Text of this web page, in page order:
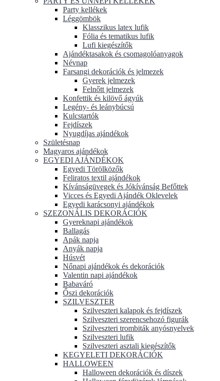
Party kellékek
Léggömbök
Klasszikus latex lufik
Fólia és tematikus lufik
Lufi kiegészítők
Ajándéktasakok és csomagolóanyagok
Névnap
Farsangi dekorációk és jelmezek
Gyerek jelmezek
Felnőtt jelmezek
Konfettik és kilövő ágyúk
Legény- és leánybúcsú
Kulcstartók
Fejdíszek
Nyugdíjas ajándékok
Születésnap
Magyaros ajándékok
EGYEDI AJÁNDÉKOK
Egyedi Törölközők
Feliratos textil ajándékok
Kívánságüvegek és Jókívánság Befőttek
Vicces és Egyedi Ajándék Oklevelek
Egyedi karácsonyi ajándékok
SZEZONÁLIS DEKORÁCIÓK
Gyereknapi ajándékok
Ballagás
Apák napja
Anyák napja
Húsvét
Nőnapi ajándékok és dekorációk
Valentin napi ajándékok
Babaváró
Őszi dekorációk
SZILVESZTER
Szilveszteri kalapok és fejdíszek
Szilveszteri szerencsehozó figurák
Szilveszteri trombiták anyósnyelvek
Szilveszteri lufik
Szilveszteri asztali kiegészítők
KEGYELETI DEKORÁCIÓK
HALLOWEEN
Halloween dekorációk és díszek